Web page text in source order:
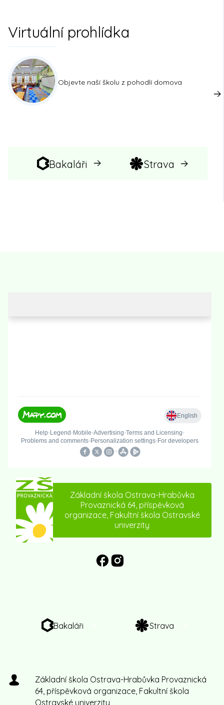
Virtuální prohlídka
Objevte naší školu z pohodlí domova
Bakaláři Strava
Základní škola Ostrava-Hrabůvka
Provaznická 64, příspěvková
organizace, Fakultní škola Ostravské
univerzity
Bakaláři Strava
Základní škola Ostrava-Hrabůvka Provaznická
64, příspěvková organizace, Fakultní škola
Ostravské univerzity